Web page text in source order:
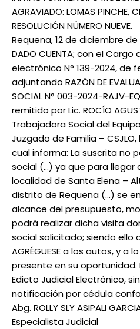
AGRAVIADO: LOMAS PINCHE,
RESOLUCIÓN NÚMERO NUEVE.
Requena, 12 de diciembre de
DADO CUENTA; con el
electrónico N° 139-2024, de
adjuntando RAZÓN DE
SOCIAL N° 003-2024-RAJV-
remitido por Lic. ROCÍO
Trabajadora Social del
Juzgado de Familia –
cual informa: La suscrita no
social (…) ya que para llegar
localidad de Santa Elena –
distrito de Requena (…) se
alcance del presupuesto,
podrá realizar dicha visita
social solicitado; siendo ello
AGRÉGUESE a los autos, y a
presente en su oportunidad.
Edicto Judicial Electrónico,
notificación por cédula
Abg. ROLLY SLY ASIPALI
Especialista Judicial